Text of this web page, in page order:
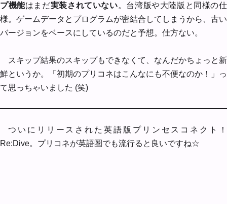
プ機能はまだ実装されていない。台湾版や大陸版と同様の仕
様。ゲームデータとプログラムが密結合してしまうから、古い
バージョンをベースにしているのだと予想。仕方ない。
スキップ結果のスキップもできなくて、なんだかちょっと新
鮮というか。「初期のプリコネはこんなにも不便なのか！」っ
て思っちゃいました (笑)
ついにリリースされた英語版プリンセスコネクト！
Re:Dive。プリコネが英語圏でも流行ると良いですね☆